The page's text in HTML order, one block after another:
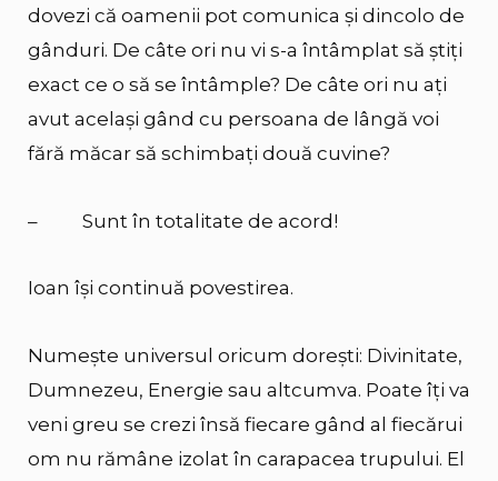
dovezi că oamenii pot comunica și dincolo de
gânduri. De câte ori nu vi s-a întâmplat să știți
exact ce o să se întâmple? De câte ori nu ați
avut același gând cu persoana de lângă voi
fără măcar să schimbați două cuvine?
– Sunt în totalitate de acord!
Ioan își continuă povestirea.
Numește universul oricum dorești: Divinitate,
Dumnezeu, Energie sau altcumva. Poate îți va
veni greu se crezi însă fiecare gând al fiecărui
om nu rămâne izolat în carapacea trupului. El